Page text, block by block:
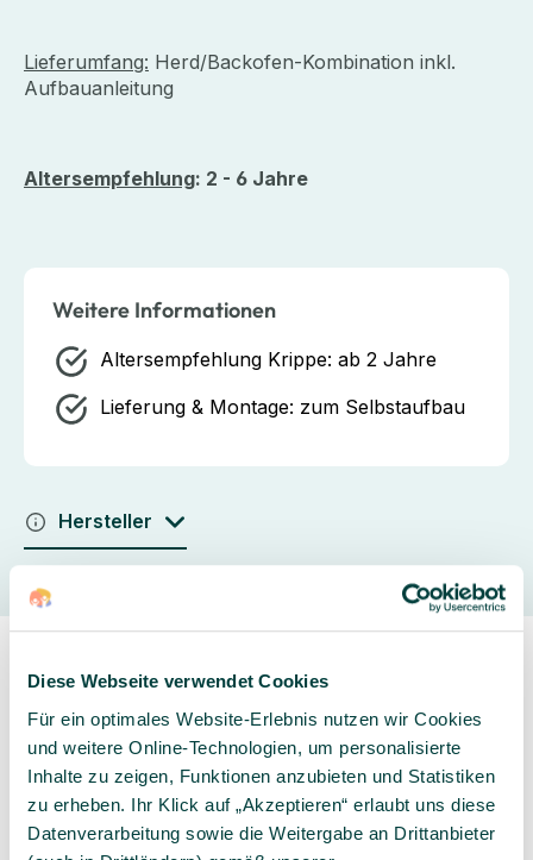
Diese Webseite verwendet Cookies
Für ein optimales Website-Erlebnis nutzen wir Cookies
und weitere Online-Technologien, um personalisierte
Inhalte zu zeigen, Funktionen anzubieten und Statistiken
zu erheben. Ihr Klick auf „Akzeptieren“ erlaubt uns diese
Datenverarbeitung sowie die Weitergabe an Drittanbieter
Lieferumfang: Herd/Backofen-Kombination inkl.
Aufbauanleitung
Altersempfehlung: 2 - 6 Jahre
Weitere Informationen
Altersempfehlung Krippe: ab 2 Jahre
Lieferung & Montage: zum Selbstaufbau
Hersteller
Sorgfältig ausgewähltes
Produktsortiment
Kompetente und
individuelle Beratung